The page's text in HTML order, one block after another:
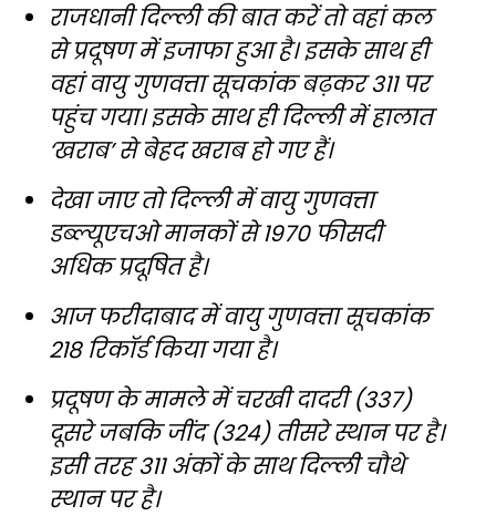
राजधानी दिल्ली की बात करें तो वहां कल
से प्रदूषण में इजाफा हुआ है। इसके साथ ही
वहां वायु गुणवत्ता सूचकांक बढ़कर 311 पर
पहुंच गया। इसके साथ ही दिल्ली में हालात
‘खराब’ से बेहद खराब हो गए हैं।
देखा जाए तो दिल्ली में वायु गुणवत्ता
डब्ल्यूएचओ मानकों से 1970 फीसदी
अधिक प्रदूषित है।
आज फरीदाबाद में वायु गुणवत्ता सूचकांक
218 रिकॉर्ड किया गया है।
प्रदूषण के मामले में चरखी दादरी (337)
दूसरे जबकि जींद (324) तीसरे स्थान पर है।
इसी तरह 311 अंकों के साथ दिल्ली चौथे
स्थान पर है।